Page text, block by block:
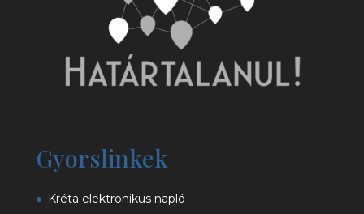
Gyorslinkek
Kréta elektronikus napló